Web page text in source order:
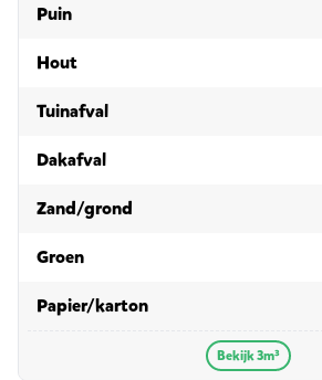
Puinin 3m³
Houtin 3m³
Tuinafvalin 3m³
Dakafvalin 3m³
Zand/grond
Groenin 3m³
Papier/kartonin 3m³
Bekijk 3m³